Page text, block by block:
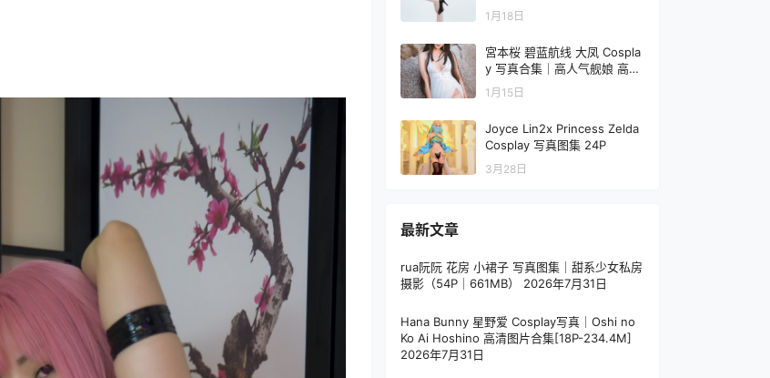
B）
1月18日
宮本桜 碧蓝航线 大凤 Cospla
y 写真合集｜高人气舰娘 高清
图集（32P｜397MB）
1月15日
Joyce Lin2x Princess Zelda
Cosplay 写真图集 24P
3月28日
最新文章
rua阮阮 花房 小裙子 写真图集｜甜系少女私房
摄影（54P｜661MB）
2026年7月31日
Hana Bunny 星野爱 Cosplay写真｜Oshi no
Ko Ai Hoshino 高清图片合集[18P-234.4M]
2026年7月31日